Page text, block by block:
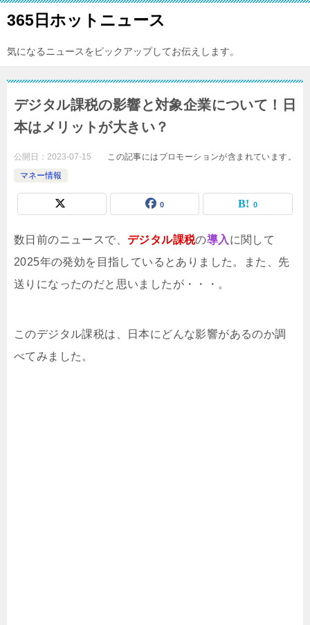
365日ホットニュース
気になるニュースをピックアップしてお伝えします。
デジタル課税の影響と対象企業について！日
本はメリットが大きい？
公開日： 2023-07-15
マネー情報
この記事にはプロモーションが含まれています。
0 0
数日前のニュースで、 デジタル課税の導入 に関して
2025年の発効を目指しているとありました。また、先
送りになったのだと思いましたが・・・。
このデジタル課税は、日本にどんな影響があるのか調
べてみました。